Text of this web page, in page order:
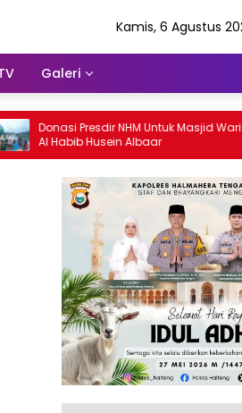
Kamis, 6 Agustus
Galeri
Donasi Presdir NHM Untuk Masjid Warisan
Al Habib Husein Albaar